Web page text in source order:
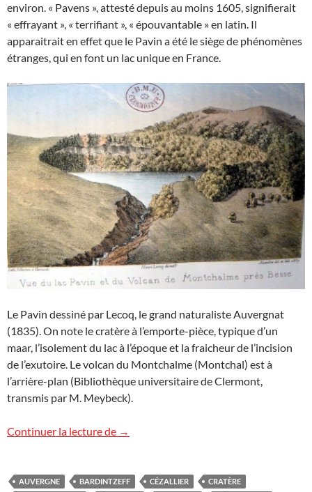
environ. « Pavens », attesté depuis au moins 1605, signifierait
« effrayant », « terrifiant », « épouvantable » en latin. Il
apparaitrait en effet que le Pavin a été le siège de phénomènes
étranges, qui en font un lac unique en France.
Le Pavin dessiné par Lecoq, le grand naturaliste Auvergnat
(1835). On note le cratère à l’emporte-pièce, typique d’un
maar, l’isolement du lac à l’époque et la fraicheur de l’incision
de l’exutoire. Le volcan du Montchalme (Montchal) est à
l’arrière-plan (Bibliothèque universitaire de Clermont,
transmis par M. Meybeck).
Continuer la lecture de Le lac Pavin : admirable et/ou
→
AUVERGNE BARDINTZEFF CÉZALLIER
CRATÈRE